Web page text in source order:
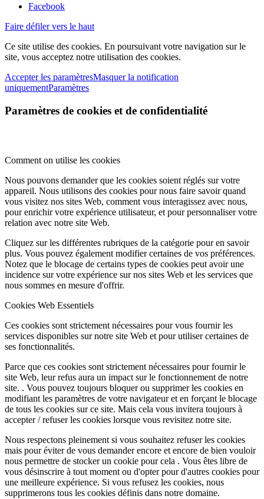
Facebook
Faire défiler vers le haut
Ce site utilise des cookies. En poursuivant votre navigation sur le
site, vous acceptez notre utilisation des cookies.
Accepter les paramètresMasquer la notification
uniquementParamètres
Paramètres de cookies et de confidentialité
Comment on utilise les cookies
Nous pouvons demander que les cookies soient réglés sur votre
appareil. Nous utilisons des cookies pour nous faire savoir quand
vous visitez nos sites Web, comment vous interagissez avec nous,
pour enrichir votre expérience utilisateur, et pour personnaliser votre
relation avec notre site Web.
Cliquez sur les différentes rubriques de la catégorie pour en savoir
plus. Vous pouvez également modifier certaines de vos préférences.
Notez que le blocage de certains types de cookies peut avoir une
incidence sur votre expérience sur nos sites Web et les services que
nous sommes en mesure d'offrir.
Cookies Web Essentiels
Ces cookies sont strictement nécessaires pour vous fournir les
services disponibles sur notre site Web et pour utiliser certaines de
ses fonctionnalités.
Parce que ces cookies sont strictement nécessaires pour fournir le
site Web, leur refus aura un impact sur le fonctionnement de notre
site. . Vous pouvez toujours bloquer ou supprimer les cookies en
modifiant les paramètres de votre navigateur et en forçant le blocage
de tous les cookies sur ce site. Mais cela vous invitera toujours à
accepter / refuser les cookies lorsque vous revisitez notre site.
Nous respectons pleinement si vous souhaitez refuser les cookies
mais pour éviter de vous demander encore et encore de bien vouloir
nous permettre de stocker un cookie pour cela . Vous êtes libre de
vous désinscrire à tout moment ou d'opter pour d'autres cookies pour
une meilleure expérience. Si vous refusez les cookies, nous
supprimerons tous les cookies définis dans notre domaine.